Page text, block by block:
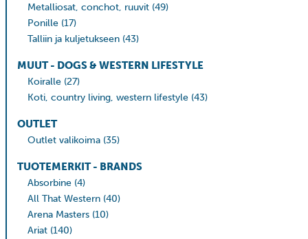
Metalliosat, conchot, ruuvit (49)
Ponille (17)
Talliin ja kuljetukseen (43)
MUUT - DOGS & WESTERN LIFESTYLE
Koiralle (27)
Koti, country living, western lifestyle (43)
OUTLET
Outlet valikoima (35)
TUOTEMERKIT - BRANDS
Absorbine (4)
All That Western (40)
Arena Masters (10)
Ariat (140)